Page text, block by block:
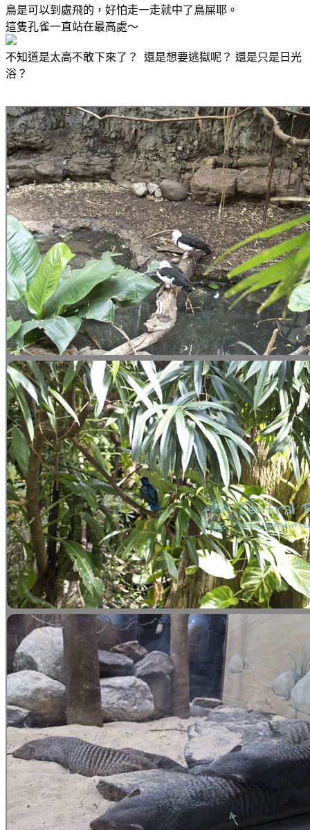
鳥是可以到處飛的，好怕走一走就中了鳥屎耶。
這隻孔雀一直站在最高處～
不知道是太高不敢下來了？ 還是想要逃獄呢？ 還是只是日光
浴？